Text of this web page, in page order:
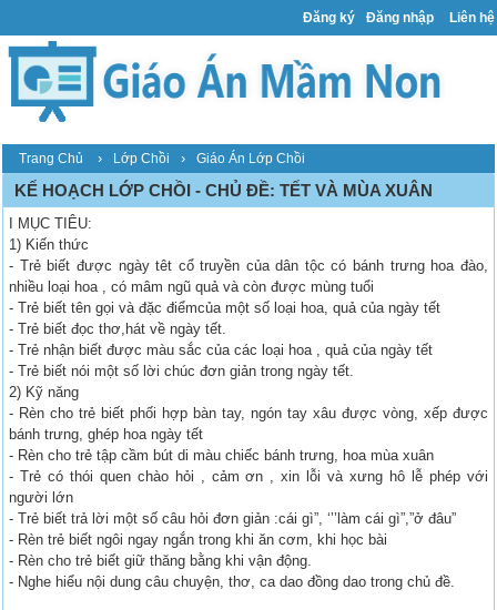
Đăng ký Đăng nhập Liên hệ
Trang Chủ › Lớp Chồi › Giáo Án Lớp Chồi
KẾ HOẠCH LỚP CHỒI - CHỦ ĐỀ: TẾT VÀ MÙA XUÂN
I MỤC TIÊU:
1) Kiến thức
- Trẻ biết được ngày têt cổ truyền của dân tộc có bánh trưng hoa đào,
nhiều loại hoa , có mâm ngũ quả và còn được mùng tuổi
- Trẻ biết tên gọi và đặc điểmcủa một số loại hoa, quả của ngày tết
- Trẻ biết đọc thơ,hát về ngày tết.
- Trẻ nhận biết được màu sắc của các loại hoa , quả của ngày tết
- Trẻ biết nói một số lời chúc đơn giản trong ngày tết.
2) Kỹ năng
- Rèn cho trẻ biết phối hợp bàn tay, ngón tay xâu được vòng, xếp được
bánh trưng, ghép hoa ngày tết
- Rèn cho trẻ tập cầm bút di màu chiếc bánh trưng, hoa mùa xuân
- Trẻ có thói quen chào hỏi , cảm ơn , xin lỗi và xưng hô lễ phép với
người lớn
- Trẻ biết trả lời một số câu hỏi đơn giản :cái gì”, ‘’’làm cái gì”,”ở đâu”
- Rèn trẻ biết ngôi ngay ngắn trong khi ăn cơm, khi học bài
- Rèn cho trẻ biết giữ thăng bằng khi vận động.
- Nghe hiểu nội dung câu chuyện, thơ, ca dao đồng dao trong chủ đề.